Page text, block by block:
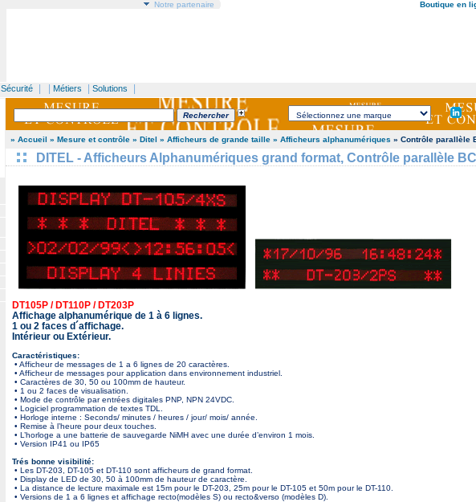
Notre partenaire Boutique en
Sécurité Métiers Solutions
» Accueil » Mesure et contrôle » Ditel » Afficheurs de grande taille » Afficheurs alphanumériques » Contrôle parallèle
DITEL - Afficheurs Alphanumériques grand format, Contrôle parallèle
DT105P / DT110P / DT203P
Affichage alphanumérique de 1 à 6 lignes.
1 ou 2 faces d´affichage.
Intérieur ou Extérieur.
Caractéristiques:
• Afficheur de messages de 1 a 6 lignes de 20 caractères.
• Afficheur de messages pour application dans environnement industriel.
• Caractères de 30, 50 ou 100mm de hauteur.
• 1 ou 2 faces de visualisation.
• Mode de contrôle par entrées digitales PNP, NPN 24VDC.
• Logiciel programmation de textes TDL.
• Horloge interne : Seconds/ minutes / heures / jour/ mois/ année.
• Remise à l’heure pour deux touches.
• L’horloge a une batterie de sauvegarde NiMH avec une durée d’environ 1 mois.
• Version IP41 ou IP65
Trés bonne visibilité:
• Les DT-203, DT-105 et DT-110 sont afficheurs de grand format.
• Display de LED de 30, 50 à 100mm de hauteur de caractère.
• La distance de lecture maximale est 15m pour le DT-203, 25m pour le DT-105 et 50m pour le DT-110.
• Versions de 1 a 6 lignes et affichage recto(modèles S) ou recto&verso (modèles D).